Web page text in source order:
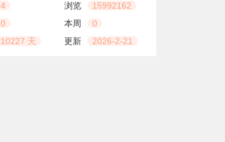
4 浏览
15992162
0 本周
0
10227 天 更新 2026-2-21